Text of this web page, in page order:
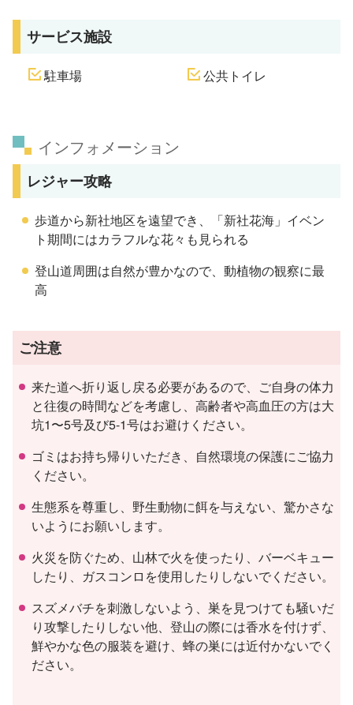
サービス施設
駐車場 公共トイレ
インフォメーション
レジャー攻略
歩道から新社地区を遠望でき、「新社花海」イベン
ト期間にはカラフルな花々も見られる
登山道周囲は自然が豊かなので、動植物の観察に最
高
ご注意
来た道へ折り返し戻る必要があるので、ご自身の体力
と往復の時間などを考慮し、高齢者や高血圧の方は大
坑1〜5号及び5-1号はお避けください。
ゴミはお持ち帰りいただき、自然環境の保護にご協力
ください。
生態系を尊重し、野生動物に餌を与えない、驚かさな
いようにお願いします。
火災を防ぐため、山林で火を使ったり、バーベキュー
したり、ガスコンロを使用したりしないでください。
スズメバチを刺激しないよう、巣を見つけても騒いだ
り攻撃したりしない他、登山の際には香水を付けず、
鮮やかな色の服装を避け、蜂の巣には近付かないでく
ださい。